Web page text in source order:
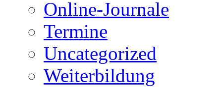
Online-Journale
Termine
Uncategorized
Weiterbildung